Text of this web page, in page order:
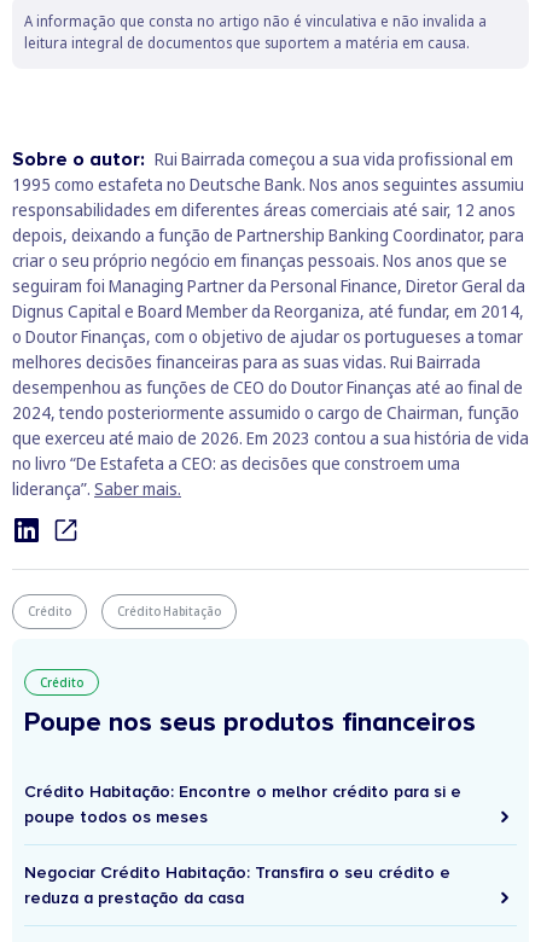
A informação que consta no artigo não é vinculativa e não invalida a
leitura integral de documentos que suportem a matéria em causa.
Sobre o autor: Rui Bairrada começou a sua vida profissional em
1995 como estafeta no Deutsche Bank. Nos anos seguintes assumiu
responsabilidades em diferentes áreas comerciais até sair, 12 anos
depois, deixando a função de Partnership Banking Coordinator, para
criar o seu próprio negócio em finanças pessoais. Nos anos que se
seguiram foi Managing Partner da Personal Finance, Diretor Geral da
Dignus Capital e Board Member da Reorganiza, até fundar, em 2014,
o Doutor Finanças, com o objetivo de ajudar os portugueses a tomar
melhores decisões financeiras para as suas vidas. Rui Bairrada
desempenhou as funções de CEO do Doutor Finanças até ao final de
2024, tendo posteriormente assumido o cargo de Chairman, função
que exerceu até maio de 2026. Em 2023 contou a sua história de vida
no livro “De Estafeta a CEO: as decisões que constroem uma
liderança”. Saber mais.
Crédito Crédito Habitação
Crédito
Poupe nos seus produtos financeiros
Crédito Habitação: Encontre o melhor crédito para si e
poupe todos os meses
Negociar Crédito Habitação: Transfira o seu crédito e
reduza a prestação da casa